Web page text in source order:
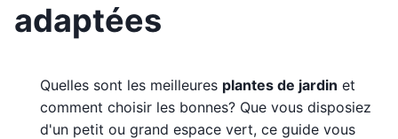
adaptées
Quelles sont les meilleures plantes de jardin et
comment choisir les bonnes? Que vous disposiez
d'un petit ou grand espace vert, ce guide vous